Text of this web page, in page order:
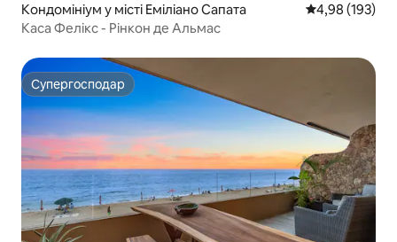
Кондомініум у місті Еміліано Сапата Середня
4,98 (193)
Каса Фелікс - Рінкон де Альмас
Супергосподар
Супергосподар